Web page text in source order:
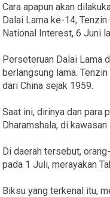
Cara apapun akan
Dalai Lama ke-14,
National Interest, 6 Juni
Perseteruan Dalai Lama
berlangsung lama.
dari China sejak 1959.
Saat ini, dirinya dan para
Dharamshala, di kawasan
Di daerah tersebut,
pada 1 Juli, merayakan
Biksu yang terkenal itu,